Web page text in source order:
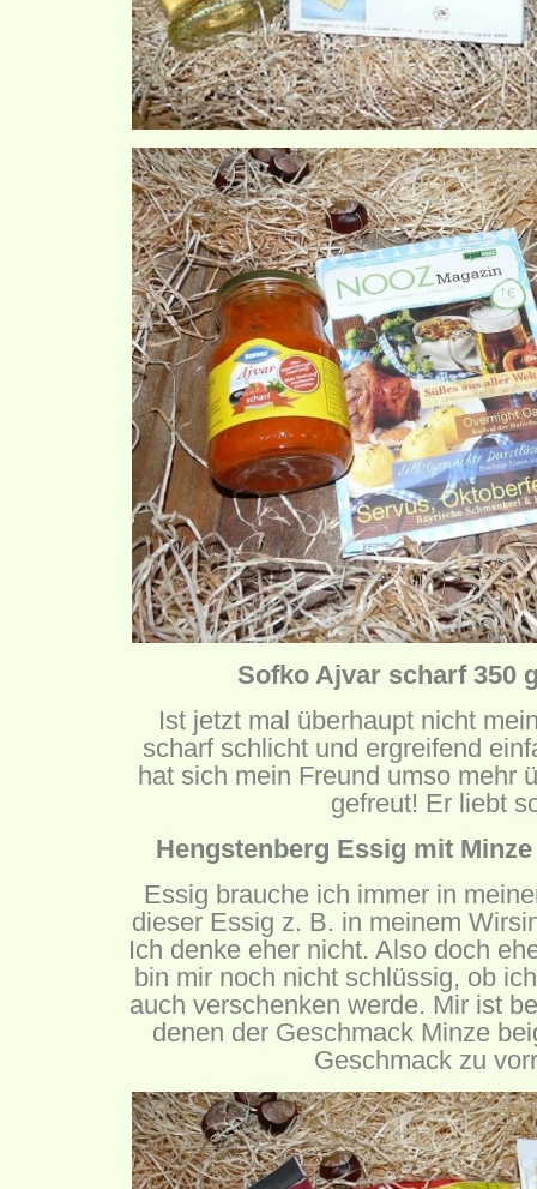
Sofko Ajvar scharf 350
Ist jetzt mal überhaupt nicht
scharf schlicht und ergreifend
hat sich mein Freund umso mehr
gefreut! Er liebt
Hengstenberg Essig mit
Essig brauche ich immer in
dieser Essig z. B. in meinem
Ich denke eher nicht. Also doch
bin mir noch nicht schlüssig, ob
auch verschenken werde. Mir ist
denen der Geschmack Minze
Geschmack zu